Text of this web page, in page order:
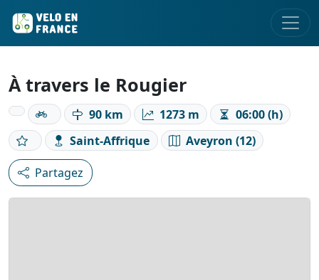
À travers le Rougier
90 km 1273 m
06:00 (h)
Saint-Affrique
Aveyron (12)
Partagez